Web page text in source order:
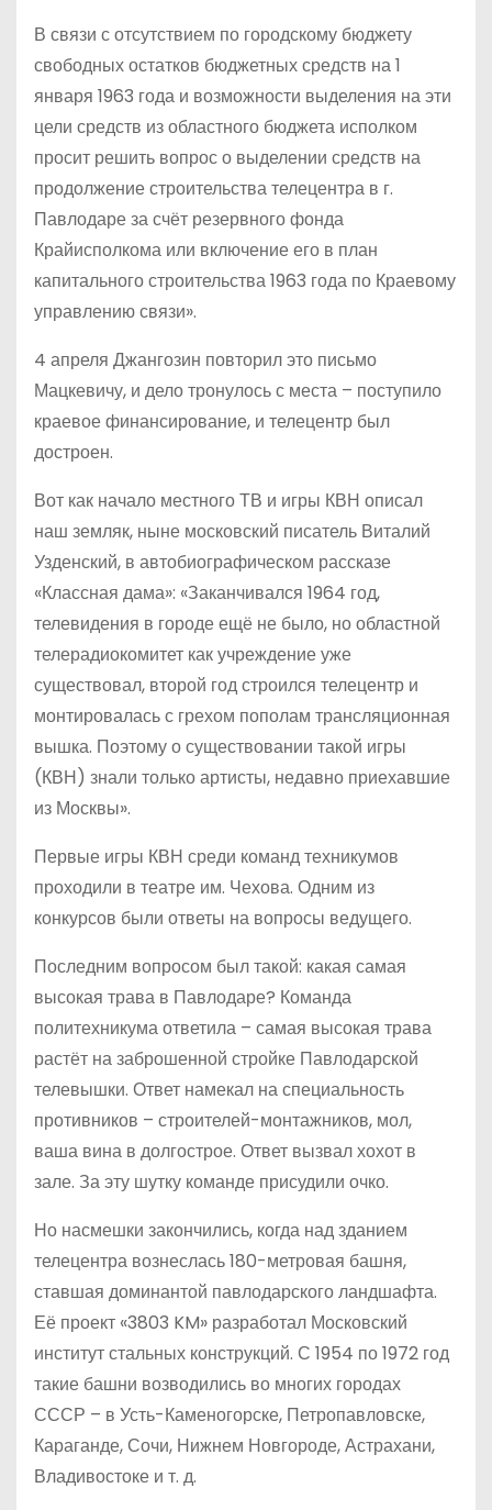
В связи с отсутствием по городскому бюджету
свободных остатков бюджетных средств на 1
января 1963 года и возможности выделения на эти
цели средств из областного бюджета исполком
просит решить вопрос о выделении средств на
продолжение строительства телецентра в г.
Павлодаре за счёт резервного фонда
Крайисполкома или включение его в план
капитального строительства 1963 года по Краевому
управлению связи».
4 апреля Джангозин повторил это письмо
Мацкевичу, и дело тронулось с места – поступило
краевое финансирование, и телецентр был
достроен.
Вот как начало местного ТВ и игры КВН описал
наш земляк, ныне московский писатель Виталий
Узденский, в автобиографическом рассказе
«Классная дама»: «Заканчивался 1964 год,
телевидения в городе ещё не было, но областной
телерадиокомитет как учреждение уже
существовал, второй год строился телецентр и
монтировалась с грехом пополам трансляционная
вышка. Поэтому о существовании такой игры
(КВН) знали только артисты, недавно приехавшие
из Москвы».
Первые игры КВН среди команд техникумов
проходили в театре им. Чехова. Одним из
конкурсов были ответы на вопросы ведущего.
Последним вопросом был такой: какая самая
высокая трава в Павлодаре? Команда
политехникума ответила – самая высокая трава
растёт на заброшенной стройке Павлодарской
телевышки. Ответ намекал на специальность
противников – строителей-монтажников, мол,
ваша вина в долгострое. Ответ вызвал хохот в
зале. За эту шутку команде присудили очко.
Но насмешки закончились, когда над зданием
телецентра вознеслась 180-метровая башня,
ставшая доминантой павлодарского ландшафта.
Её проект «3803 KM» разработал Московский
институт стальных конструкций. С 1954 по 1972 год
такие башни возводились во многих городах
СССР – в Усть-Каменогорске, Петропавловске,
Караганде, Сочи, Нижнем Новгороде, Астрахани,
Владивостоке и т. д.